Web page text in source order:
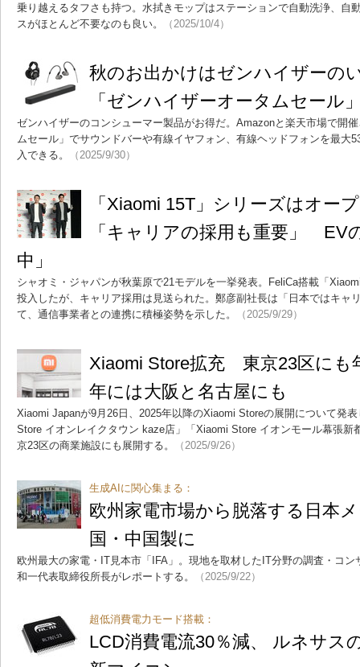
乗り越えるタフさも持つ。水拭きモップはステーションで自動洗浄、自
スがほとんど不要なのも良い。
（2025/10/4）
秋のお出かけはゼンハイザー
「ゼンハイザーオータムセール
ゼンハイザーのコンシューマー製品がお得だ。Amazonと楽天市場で開
ムセール」でサウンドバーや有線イヤフォン、有線ヘッドフォンを最大
入できる。
（2025/9/30）
「Xiaomi 15T」シリーズはオー
「キャリアの採用も重要」 EV
中」
シャオミ・ジャパンが秋葉原で21モデルを一挙発表。FeliCa搭載「
投入したが、キャリア採用は見送られた。鄭彦副社長は「日本ではキャ
て、通信事業者との連携に積極姿勢を示した。
（2025/9/29）
Xiaomi Store拡充 東京23区にも
年には大阪と名古屋にも
Xiaomi Japanが9月26日、2025年以降のXiaomi Storeの展開について発
Store イオンレイクタウン kaze店」「Xiaomi Store イオンモール幕張新
京23区の商業施設にも展開する。
（2025/9/26）
生成AIに関心集まる：
欧州家電市場から脱落する日本
国・中国製に
欧州最大の家電・IT見本市「IFA」。現地を取材したIT分野の調査・コ
和一代表取締役所長がレポートする。
（2025/9/22）
超低消費電力モード搭載：
LCD消費電流30％減、 ルネサス